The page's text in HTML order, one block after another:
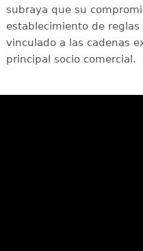
subraya que su
establecimiento de
vinculado a las cadenas
principal socio comercial.